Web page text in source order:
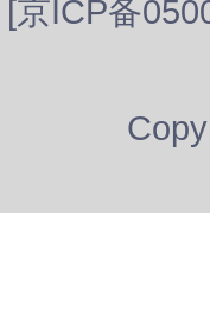
[京ICP备